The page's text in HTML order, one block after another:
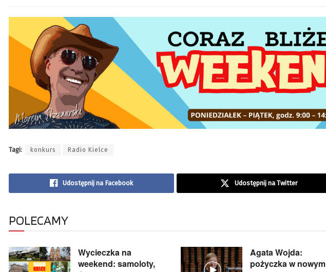
Tagi: konkurs Radio Kielce
Udostępnij na Facebook Udostępnij na Twitter
POLECAMY
Wycieczka na
weekend: samoloty,
Agata Wojda:
pożyczka w nowym